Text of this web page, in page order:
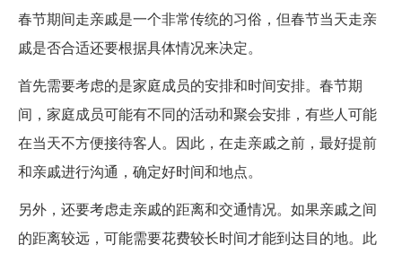
春节期间走亲戚是一个非常传统的习俗，但春节当天走亲
戚是否合适还要根据具体情况来决定。
首先需要考虑的是家庭成员的安排和时间安排。春节期
间，家庭成员可能有不同的活动和聚会安排，有些人可能
在当天不方便接待客人。因此，在走亲戚之前，最好提前
和亲戚进行沟通，确定好时间和地点。
另外，还要考虑走亲戚的距离和交通情况。如果亲戚之间
的距离较远，可能需要花费较长时间才能到达目的地。此